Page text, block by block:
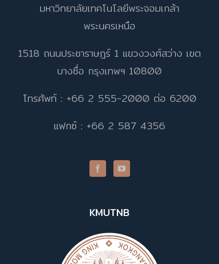
มหาวิทยาลัยเทคโนโลยีพระจอมเกล้า
พระนครเหนือ
1518 ถนนประชาราษฎร์ 1 แขวงวงศ์สว่าง เขต
บางซื่อ กรุงเทพฯ 10800
โทรศัพท์ : +66 2 555-2000 ต่อ 6200
แฟกซ์ : +66 2 587 4356
KMUTNB